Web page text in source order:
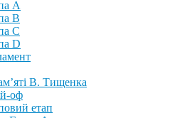
А
В
С
D
В. Тищенка
оф
етап